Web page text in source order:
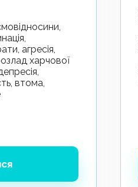
агресія,
харчової
втома,